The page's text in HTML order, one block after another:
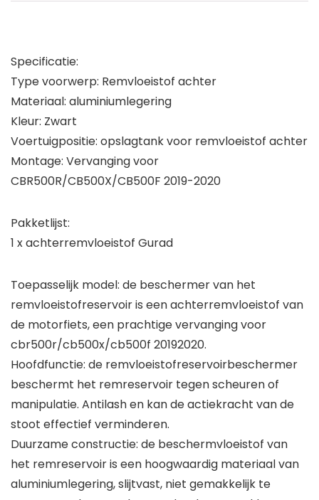
Specificatie:
Type voorwerp: Remvloeistof achter
Materiaal: aluminiumlegering
Kleur: Zwart
Voertuigpositie: opslagtank voor remvloeistof achter
Montage: Vervanging voor
CBR500R/CB500X/CB500F 2019-2020
Pakketlijst:
1 x achterremvloeistof Gurad
Toepasselijk model: de beschermer van het
remvloeistofreservoir is een achterremvloeistof van
de motorfiets, een prachtige vervanging voor
cbr500r/cb500x/cb500f 20192020.
Hoofdfunctie: de remvloeistofreservoirbeschermer
beschermt het remreservoir tegen scheuren of
manipulatie. Antilash en kan de actiekracht van de
stoot effectief verminderen.
Duurzame constructie: de beschermvloeistof van
het remreservoir is een hoogwaardig materiaal van
aluminiumlegering, slijtvast, niet gemakkelijk te